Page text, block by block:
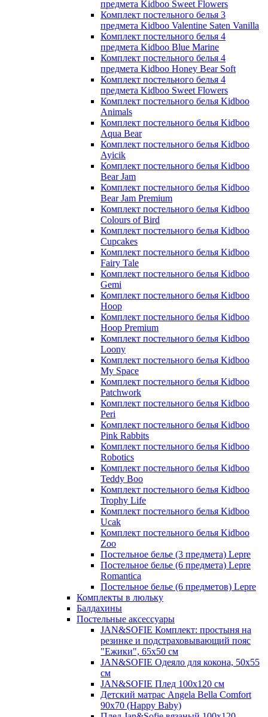
предмета Kidboo Sweet Flowers
Комплект постельного белья 3
предмета Kidboo Valentine Saten Vanilla
Комплект постельного белья 4
предмета Kidboo Blue Marine
Комплект постельного белья 4
предмета Kidboo Honey Bear Soft
Комплект постельного белья 4
предмета Kidboo Sweet Flowers
Комплект постельного белья Kidboo
Animals
Комплект постельного белья Kidboo
Aqua Bear
Комплект постельного белья Kidboo
Ayicik
Комплект постельного белья Kidboo
Bear Jam
Комплект постельного белья Kidboo
Bear Jam Premium
Комплект постельного белья Kidboo
Colours of Bird
Комплект постельного белья Kidboo
Cupcakes
Комплект постельного белья Kidboo
Fairy Tale
Комплект постельного белья Kidboo
Gemi
Комплект постельного белья Kidboo
Hoop
Комплект постельного белья Kidboo
Hoop Premium
Комплект постельного белья Kidboo
Loony
Комплект постельного белья Kidboo
My Space
Комплект постельного белья Kidboo
Patchwork
Комплект постельного белья Kidboo
Peri
Комплект постельного белья Kidboo
Pink Rabbits
Комплект постельного белья Kidboo
Robotics
Комплект постельного белья Kidboo
Teddy Boo
Комплект постельного белья Kidboo
Trophy Life
Комплект постельного белья Kidboo
Ucak
Комплект постельного белья Kidboo
Zoo
Постельное белье (3 предмета) Lepre
Постельное белье (6 предмета) Lepre
Romantica
Постельное белье (6 предметов) Lepre
Комплекты в люльку
Балдахины
Постельные аксессуары
JAN&SOFIE Комплект: простыня на
резинке и подстраховывающий пояс
"Ежики", 65x50 см
JAN&SOFIE Одеяло для кокона, 50x55
см
JAN&SOFIE Плед 100x120 см
Детский матрас Angela Bella Comfort
90х70 (Happy Baby)